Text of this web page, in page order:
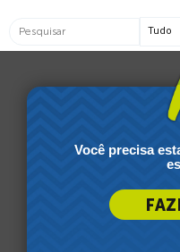
Pesquisar
...
Você precisa